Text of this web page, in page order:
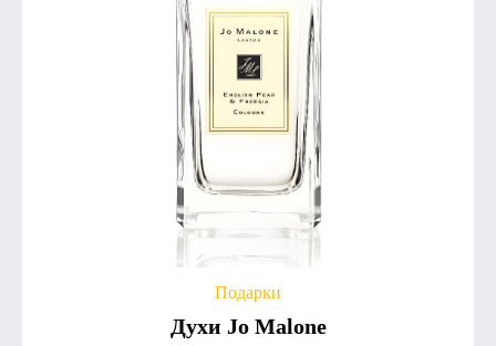
Подарки
Духи Jo Malone